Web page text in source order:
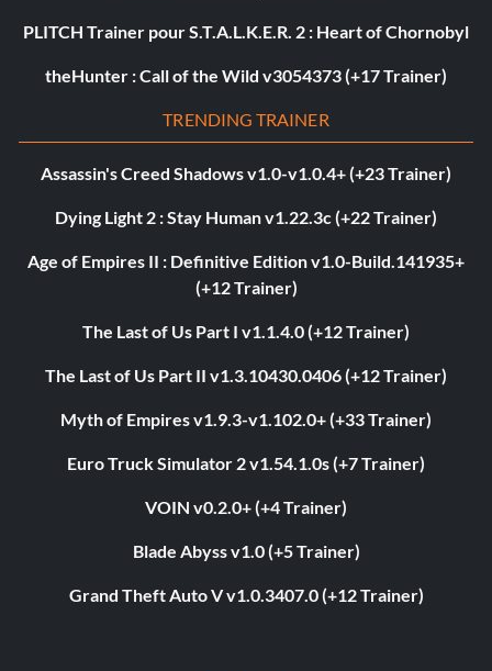
PLITCH Trainer pour S.T.A.L.K.E.R. 2 : Heart of Chornobyl
theHunter : Call of the Wild v3054373 (+17 Trainer)
TRENDING TRAINER
Assassin's Creed Shadows v1.0-v1.0.4+ (+23 Trainer)
Dying Light 2 : Stay Human v1.22.3c (+22 Trainer)
Age of Empires II : Definitive Edition v1.0-Build.141935+
(+12 Trainer)
The Last of Us Part I v1.1.4.0 (+12 Trainer)
The Last of Us Part II v1.3.10430.0406 (+12 Trainer)
Myth of Empires v1.9.3-v1.102.0+ (+33 Trainer)
Euro Truck Simulator 2 v1.54.1.0s (+7 Trainer)
VOIN v0.2.0+ (+4 Trainer)
Blade Abyss v1.0 (+5 Trainer)
Grand Theft Auto V v1.0.3407.0 (+12 Trainer)